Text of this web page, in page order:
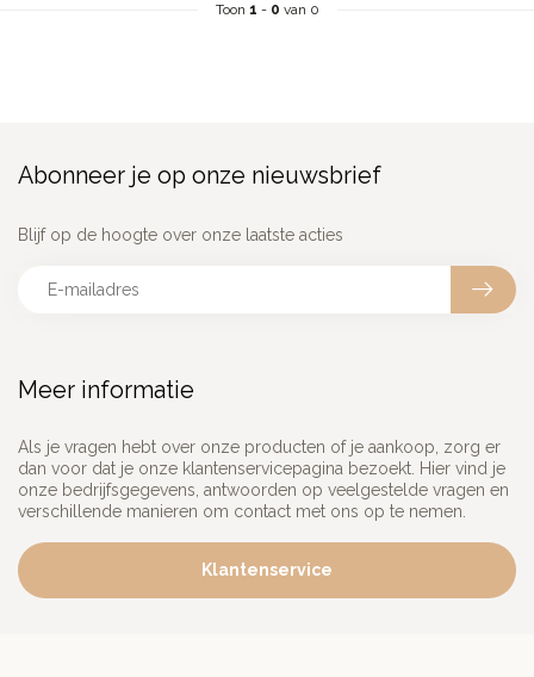
Toon 1 - 0 van 0
Meer informatie
Als je vragen hebt over onze producten of je aankoop, zorg er
dan voor dat je onze klantenservicepagina bezoekt. Hier vind je
onze bedrijfsgegevens, antwoorden op veelgestelde vragen en
verschillende manieren om contact met ons op te nemen.
Klantenservice
Abonneer je op onze nieuwsbrief
Blijf op de hoogte over onze laatste acties